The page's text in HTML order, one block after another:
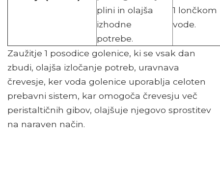
plini in olajša
izhodne
potrebe.
1 lončkom
vode.
Zaužitje 1 posodice golenice, ki se vsak dan
zbudi, olajša izločanje potreb, uravnava
črevesje, ker voda golenice uporablja celoten
prebavni sistem, kar omogoča črevesju več
peristaltičnih gibov, olajšuje njegovo sprostitev
na naraven način.